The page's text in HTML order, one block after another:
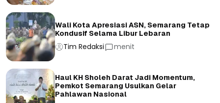
Wali Kota Apresiasi ASN, Semarang Tetap
Kondusif Selama Libur Lebaran
Tim Redaksi menit
Haul KH Sholeh Darat Jadi Momentum,
Pemkot Semarang Usulkan Gelar
Pahlawan Nasional